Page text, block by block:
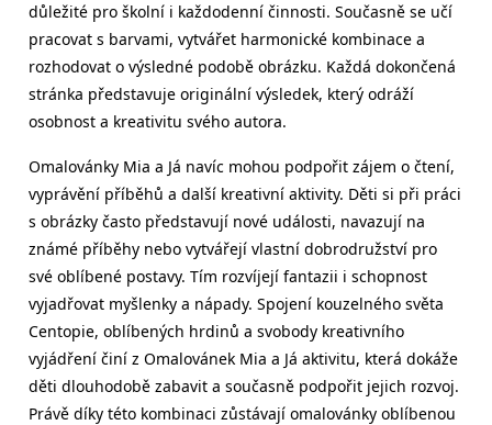
důležité pro školní i každodenní činnosti. Současně se učí
pracovat s barvami, vytvářet harmonické kombinace a
rozhodovat o výsledné podobě obrázku. Každá dokončená
stránka představuje originální výsledek, který odráží
osobnost a kreativitu svého autora.
Omalovánky Mia a Já navíc mohou podpořit zájem o čtení,
vyprávění příběhů a další kreativní aktivity. Děti si při práci
s obrázky často představují nové události, navazují na
známé příběhy nebo vytvářejí vlastní dobrodružství pro
své oblíbené postavy. Tím rozvíjejí fantazii i schopnost
vyjadřovat myšlenky a nápady. Spojení kouzelného světa
Centopie, oblíbených hrdinů a svobody kreativního
vyjádření činí z Omalovánek Mia a Já aktivitu, která dokáže
děti dlouhodobě zabavit a současně podpořit jejich rozvoj.
Právě díky této kombinaci zůstávají omalovánky oblíbenou